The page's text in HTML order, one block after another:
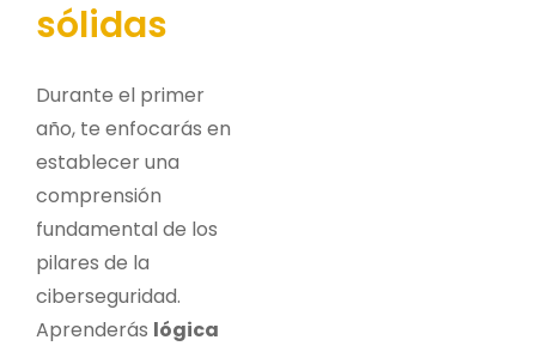
sólidas
Durante el primer
año, te enfocarás en
establecer una
comprensión
fundamental de los
pilares de la
ciberseguridad.
Aprenderás lógica